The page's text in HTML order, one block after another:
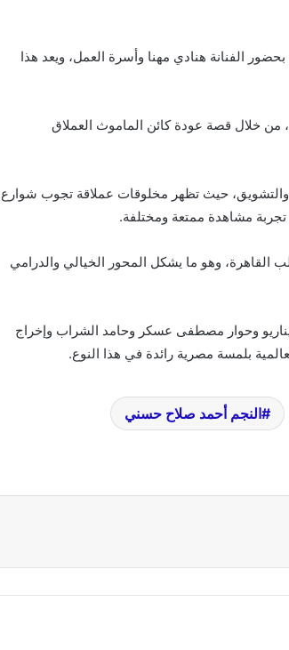
الفنانة هنادي مهنا وأسرة العمل، ويعد هذا
من خلال قصة عودة كائن الماموث العملاق
والتشويق، حيث تظهر مخلوقات عملاقة تجوب شوارع
مشاهدة ممتعة ومختلفة.
القاهرة، وهو ما يشكل المحور الخيالي والدرامي
وحوار مصطفى عسكر وحامد الشراب وإخراج
بلمسة مصرية رائدة في هذا النوع.
النجم أحمد صلاح حسني
البريد